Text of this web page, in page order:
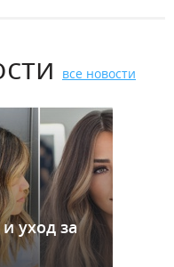
все новости
уход за